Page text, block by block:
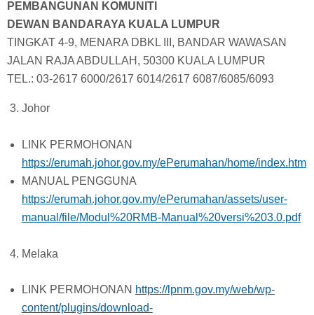
PEMBANGUNAN KOMUNITI
DEWAN BANDARAYA KUALA LUMPUR
TINGKAT 4-9, MENARA DBKL III, BANDAR WAWASAN
JALAN RAJA ABDULLAH, 50300 KUALA LUMPUR
TEL.: 03-2617 6000/2617 6014/2617 6087/6085/6093
Johor
LINK PERMOHONAN
https://erumah.johor.gov.my/ePerumahan/home/index.htm
MANUAL PENGGUNA
https://erumah.johor.gov.my/ePerumahan/assets/user-
manual/file/Modul%20RMB-Manual%20versi%203.0.pdf
Melaka
LINK PERMOHONAN https://lpnm.gov.my/web/wp-
content/plugins/download-